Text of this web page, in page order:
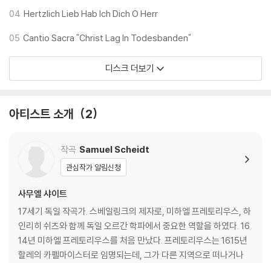
04 Hertzlich Lieb Hab Ich Dich O Herr
05 Cantio Sacra "Christ Lag In Todesbanden"
디스크 더보기
아티스트 소개 2
작곡 Samuel Scheidt
관심작가 알림신청
사무엘 샤이트
17세기 독일 작곡가. 스베일링크의 제자로, 미하엘 프레토리우스, 하
인리히 쉬츠와 함께 독일 오르간 학파에서 중요한 역할을 하였다. 16
14년 미하엘 프레토리우스를 처음 만났다. 프레토리우스는 1615년
할레의 카펠마이스터로 임명되는데, 그가 다른 지역으로 떠나거나